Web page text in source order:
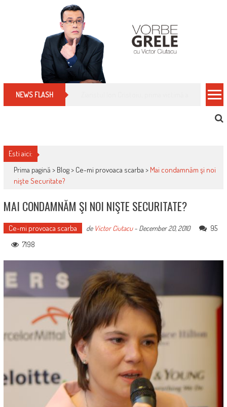
NEWS FLASH Cum îți schimbi, rapid, gratuit și eficient,
Esti aici:
Prima pagină > Blog> Ce-mi provoaca scarba > Mai condamnăm şi noi
nişte Securitate?
MAI CONDAMNĂM ŞI NOI NIŞTE SECURITATE?
Ce-mi provoaca scarba de Victor Ciutacu- December 20, 2010
95
7198